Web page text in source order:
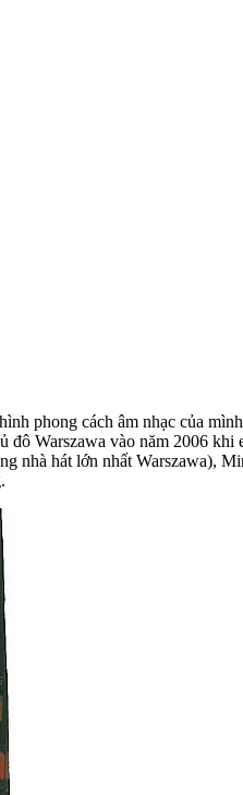
phong cách âm nhạc của
đô Warszawa vào năm 2006
hát lớn nhất Warszawa),